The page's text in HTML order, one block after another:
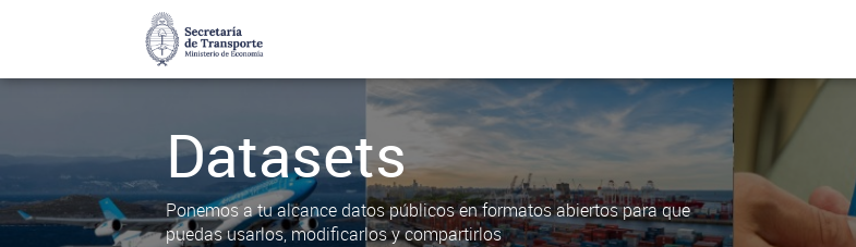
Datasets
Ponemos a tu alcance datos públicos en formatos abiertos para que
puedas usarlos, modificarlos y compartirlos